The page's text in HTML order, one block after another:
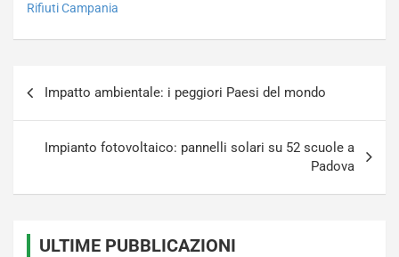
Rifiuti Campania
articoli
Impatto ambientale: i peggiori Paesi del mondo
Impianto fotovoltaico: pannelli solari su 52 scuole a
Padova
ULTIME PUBBLICAZIONI